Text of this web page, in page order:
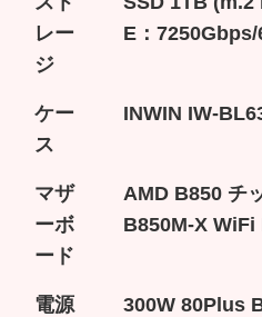
レー
ジ
E：
ケー
ス
INWIN IW-
マザ
ーボ
ード
AMD B850 チ
B850M-X WiFi
電源
300W 80Plus